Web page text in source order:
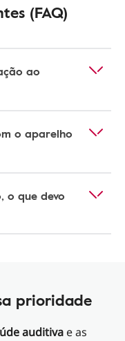
(FAQ)
ao
o aparelho
o que devo
prioridade
auditivae as